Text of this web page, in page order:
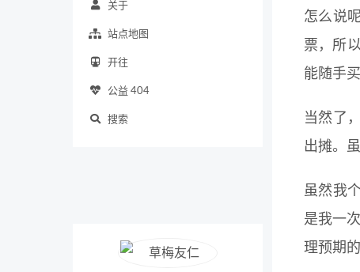
关于
站点地图
开往
公益 404
搜索
怎么说
票，所
能随手
当然了
出摊。
虽然我
是我一
理预期的